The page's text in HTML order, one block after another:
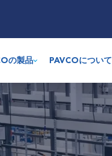
の製品 PAVCOについて